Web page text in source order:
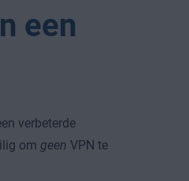
een
verbeterde
om geen VPN te